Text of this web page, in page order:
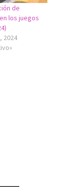
de
los juegos
2024